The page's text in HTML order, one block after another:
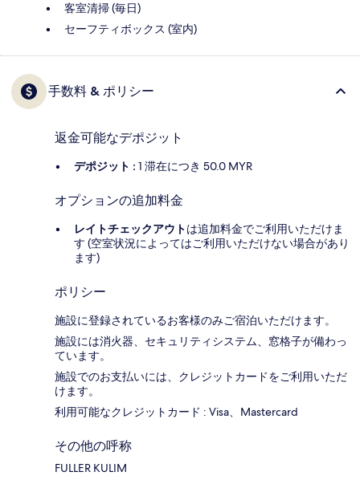
客室清掃 (毎日)
セーフティボックス (室内)
手数料 & ポリシー
返金可能なデポジット
デポジット : 1 滞在につき 50.0 MYR
オプションの追加料金
レイトチェックアウトは追加料金でご利用いただけま
す (空室状況によってはご利用いただけない場合があり
ます)
ポリシー
施設に登録されているお客様のみご宿泊いただけます。
施設には消火器、セキュリティシステム、窓格子が備わっ
ています。
施設でのお支払いには、クレジットカードをご利用いただ
けます。
利用可能なクレジットカード : Visa、Mastercard
その他の呼称
FULLER KULIM